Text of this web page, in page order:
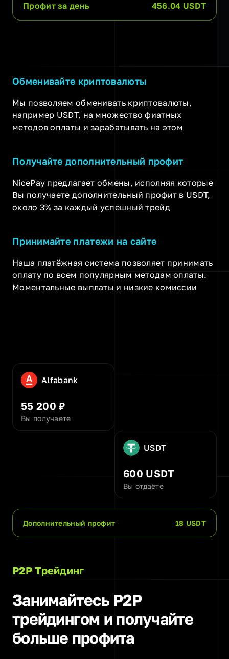
Профит за день 456.04 USDT
Обменивайте криптовалюты
Мы позволяем обменивать криптовалюты,
например USDT, на множество фиатных
методов оплаты и зарабатывать на этом
Получайте дополнительный профит
NicePay предлагает обмены, исполняя которые
Вы получаете дополнительный профит в USDT,
около 3% за каждый успешный трейд
Принимайте платежи на сайте
Наша платёжная система позволяет принимать
оплату по всем популярным методам оплаты.
Моментальные выплаты и низкие комиссии
P2P Трейдинг
Занимайтесь P2P
трейдингом и получайте
больше профита
Alfabank
55 200 ₽
Вы получаете
USDT
600 USDT
Вы отдаёте
Дополнительный профит 18 USDT